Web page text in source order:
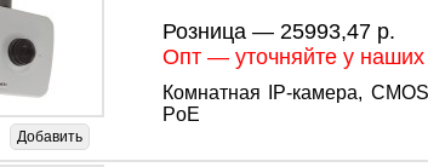
Добавить
Розница — 25993,47 р.
Опт — уточняйте у
Комнатная IP-камера,
PoE